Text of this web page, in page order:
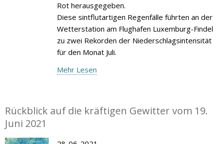
Rot herausgegeben.
Diese sintflutartigen Regenfälle führten an der
Wetterstation am Flughafen Luxemburg-Findel
zu zwei Rekorden der Niederschlagsintensität
für den Monat Juli.
Mehr Lesen
Rückblick auf die kräftigen Gewitter vom 19.
Juni 2021